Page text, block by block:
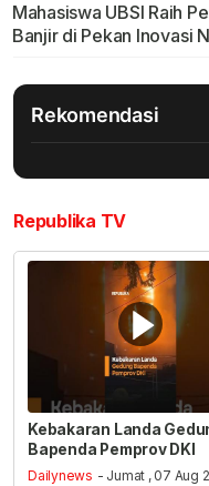
Mahasiswa UBSI Raih
Banjir di Pekan Inovasi
Rekomendasi
Republika TV
Kebakaran Landa
Bapenda Pemprov DKI
Dailynews - Jumat , 07 Aug